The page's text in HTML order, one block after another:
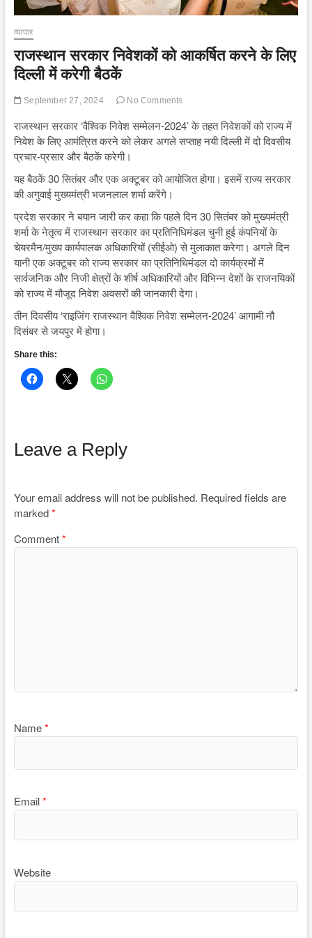
व्यापार
राजस्थान सरकार निवेशकों को आकर्षित करने के लिए
दिल्ली में करेगी बैठकें
September 27, 2024 No Comments
राजस्थान सरकार ‘वैश्विक निवेश सम्मेलन-2024’ के तहत निवेशकों को राज्य में
निवेश के लिए आमंत्रित करने को लेकर अगले सप्ताह नयी दिल्ली में दो दिवसीय
प्रचार-प्रसार और बैठकें करेगी।
यह बैठकें 30 सितंबर और एक अक्टूबर को आयोजित होगा। इसमें राज्य सरकार
की अगुवाई मुख्यमंत्री भजनलाल शर्मा करेंगे।
प्रदेश सरकार ने बयान जारी कर कहा कि पहले दिन 30 सितंबर को मुख्यमंत्री
शर्मा के नेतृत्व में राजस्थान सरकार का प्रतिनिधिमंडल चुनी हुई कंपनियों के
चेयरमैन/मुख्य कार्यपालक अधिकारियों (सीईओ) से मुलाकात करेगा। अगले दिन
यानी एक अक्टूबर को राज्य सरकार का प्रतिनिधिमंडल दो कार्यक्रमों में
सार्वजनिक और निजी क्षेत्रों के शीर्ष अधिकारियों और विभिन्न देशों के राजनयिकों
को राज्य में मौजूद निवेश अवसरों की जानकारी देगा।
तीन दिवसीय ‘राइजिंग राजस्थान वैश्विक निवेश सम्मेलन-2024’ आगामी नौ
दिसंबर से जयपुर में होगा।
Share this:
Leave a Reply
Your email address will not be published. Required fields are
marked*
Comment*
Name*
Email*
Website